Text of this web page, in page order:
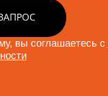
вы соглашаетесь с